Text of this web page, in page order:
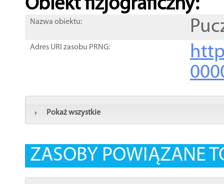
Obiekt fizjograficzny:
Nazwa obiektu:
Adres URI zasobu PRNG:
Pokaż wszystkie
ZASOBY POWIĄZANE